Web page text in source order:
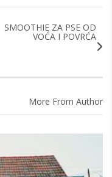
SMOOTHIE ZA PSE OD
VOĆA I POVRĆA
More From Author